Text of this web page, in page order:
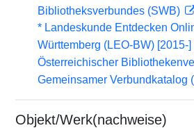
Bibliotheksverbundes (SWB)
* Landeskunde Entdecken
Württemberg (LEO-BW) [2015-]
Österreichischer
Gemeinsamer Verbundkatalog
Objekt/Werk(nachweise)